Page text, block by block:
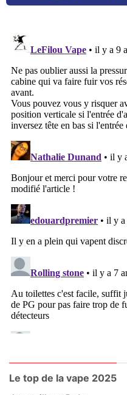
Le top de la vape 2025